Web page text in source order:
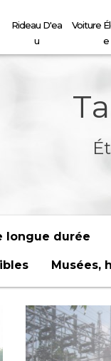
Rideau D'ea
U
Voiture
E
longue durée
Musées,